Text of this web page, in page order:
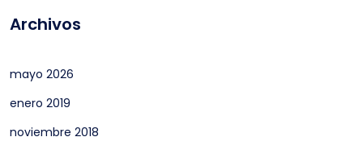
Archivos
mayo 2026
enero 2019
noviembre 2018